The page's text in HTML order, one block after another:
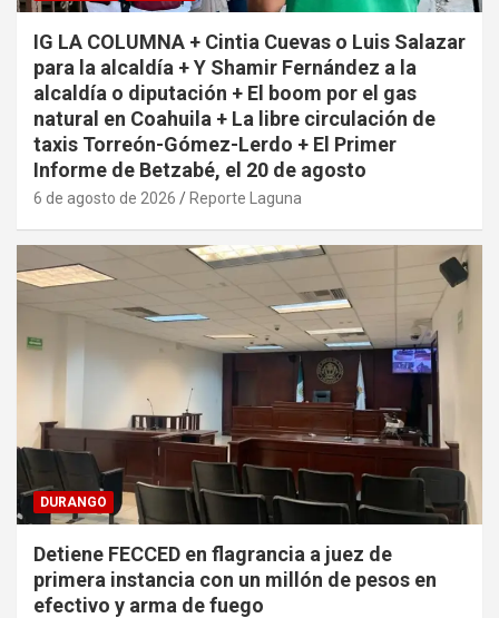
IG LA COLUMNA + Cintia Cuevas o Luis Salazar
para la alcaldía + Y Shamir Fernández a la
alcaldía o diputación + El boom por el gas
natural en Coahuila + La libre circulación de
taxis Torreón-Gómez-Lerdo + El Primer
Informe de Betzabé, el 20 de agosto
6 de agosto de 2026 Reporte Laguna
DURANGO
Detiene FECCED en flagrancia a juez de
primera instancia con un millón de pesos en
efectivo y arma de fuego